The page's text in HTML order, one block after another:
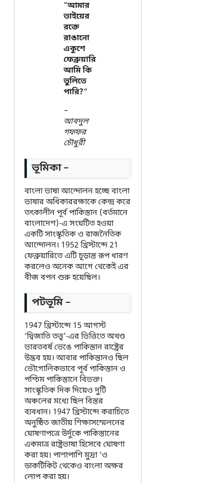
“আমার
ভাইয়ের
রক্তে
রাঙানো
একুশে
ফেব্রুয়ারি
আমি কি
ভুলিতে
পারি?“
–
আবদুল
গফফর
চৌধুরী
ভূমিকা –
বাংলা ভাষা আন্দোলন হচ্ছে বাংলা
ভাষার অধিকাররক্ষাকে কেন্দ্র করে
তৎকালীন পূর্ব পাকিস্তান (বর্তমানে
বাংলাদেশ)-এ সংঘটিত হওয়া
একটি সাংস্কৃতিক ও রাজনৈতিক
আন্দোলন। 1952 খ্রিস্টাব্দে 21
ফেব্রুয়ারিতে এটি চূড়ান্ত রূপ ধারণ
করলেও অনেক আগে থেকেই এর
বীজ বপন শুরু হয়েছিল।
পটভূমি –
1947 খ্রিস্টাব্দে 15 আগস্ট
‘দ্বিজাতি তত্ত্ব’-এর ভিত্তিতে অখণ্ড
ভারতবর্ষ ভেঙে পাকিস্তান রাষ্ট্রের
উদ্ভব হয়। আবার পাকিস্তানও ছিল
ভৌগোলিকভাবে পূর্ব পাকিস্তান ও
পশ্চিম পাকিস্তানে বিভক্ত।
সাংস্কৃতিক দিক দিয়েও দুটি
অঞ্চলের মধ্যে ছিল বিস্তর
ব্যবধান। 1947 খ্রিস্টাব্দে করাচিতে
অনুষ্ঠিত জাতীয় শিক্ষাসম্মেলনের
ঘোষণাপত্রে উর্দুকে পাকিস্তানের
একমাত্র রাষ্ট্রভাষা হিসেবে ঘোষণা
করা হয়। পাশাপাশি মুদ্রা ‘ও
ডাকটিকিট থেকেও বাংলা অক্ষর
লোপ করা হয়।